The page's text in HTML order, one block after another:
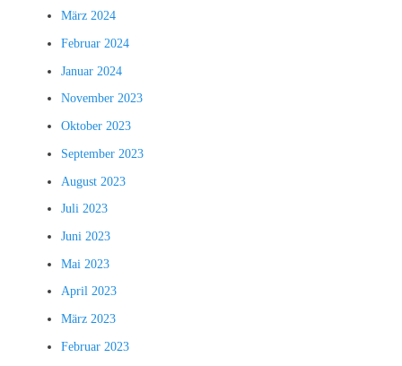
März 2024
Februar 2024
Januar 2024
November 2023
Oktober 2023
September 2023
August 2023
Juli 2023
Juni 2023
Mai 2023
April 2023
März 2023
Februar 2023